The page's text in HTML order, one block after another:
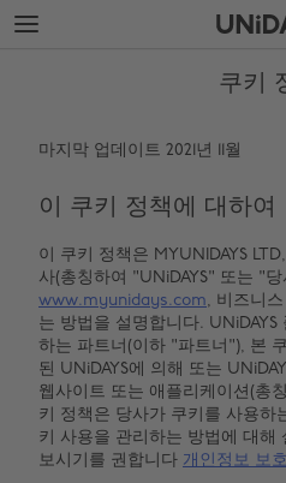
주
요
바
닥
쿠키
마지막 업데이트 2021년 11월
이 쿠키 정책에 대하여
이 쿠키 정책은 MYUNIDAYS
사(총칭하여 "UNiDAYS" 또는 "
www.myunidays.com, 비즈니
는 방법을 설명합니다.
하는 파트너(이하 "파트너"), 본
된 UNiDAYS에 의해 또는
웹사이트 또는 애플리케이션(총
키 정책은 당사가 쿠키를 사용하
키 사용을 관리하는 방법에 대해
보시기를 권합니다 개인정보 보